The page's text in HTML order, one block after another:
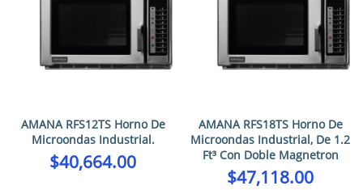
AMANA RFS12TS Horno De
Microondas Industrial.
$40,664.00
AMANA RFS18TS Horno De
Microondas Industrial, De 1.2
Ft³ Con Doble Magnetron
$47,118.00